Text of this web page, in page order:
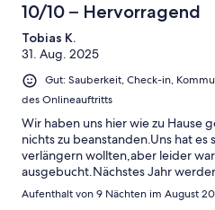
10/10 – Hervorragend
Tobias K.
31. Aug. 2025
Gut: Sauberkeit, Check-in,
des Onlineauftritts
Wir haben uns hier wie zu Hause
nichts zu beanstanden.Uns hat
verlängern wollten,aber leider
ausgebucht.Nächstes Jahr
Aufenthalt von 9 Nächten im August